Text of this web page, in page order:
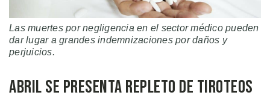
Las muertes por negligencia en el sector médico pueden
dar lugar a grandes indemnizaciones por daños y
perjuicios.
Abril se Presenta Repleto de Tiroteos